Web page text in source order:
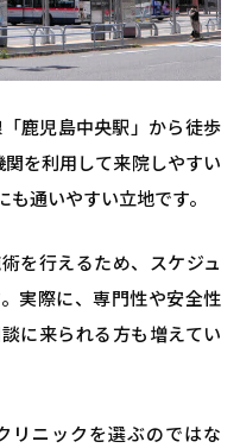
鹿児島中央駅」から徒歩
を利用して来院しやすい
通いやすい立地です。
を行えるため、スケジュ
実際に、専門性や安全性
に来られる方も増えてい
リニックを選ぶのではな